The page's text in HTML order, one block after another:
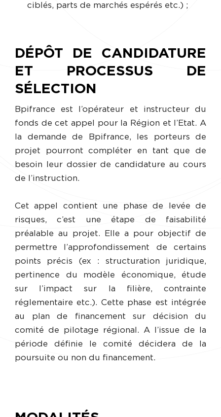
ciblés, parts de marchés espérés etc.) ;
DÉPÔT DE CANDIDATURE
ET PROCESSUS DE
SÉLECTION
Bpifrance est l’opérateur et instructeur du
fonds de cet appel pour la Région et l’Etat. A
la demande de Bpifrance, les porteurs de
projet pourront compléter en tant que de
besoin leur dossier de candidature au cours
de l’instruction.
Cet appel contient une phase de levée de
risques, c’est une étape de faisabilité
préalable au projet. Elle a pour objectif de
permettre l’approfondissement de certains
points précis (ex : structuration juridique,
pertinence du modèle économique, étude
sur l’impact sur la filière, contrainte
réglementaire etc.). Cette phase est intégrée
au plan de financement sur décision du
comité de pilotage régional. A l’issue de la
période définie le comité décidera de la
poursuite ou non du financement.